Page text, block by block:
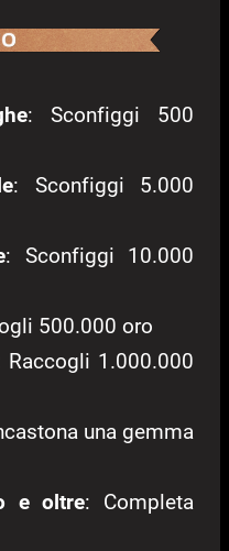
: Sconfiggi 500
: Sconfiggi 5.000
: Sconfiggi 10.000
500.000 oro
Raccogli 1.000.000
una gemma
e oltre: Completa